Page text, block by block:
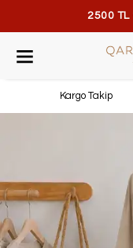
2500
Kargo Takip